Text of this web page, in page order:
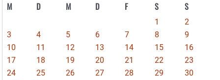
M D M D F S S
1
2
3
4 5 6 7 8
9
10
11 12 13 14 15
16
17
18 19 20 21 22
23
24
25 26 27 28 29
30